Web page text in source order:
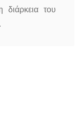
του